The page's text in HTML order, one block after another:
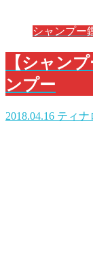
シャンプー
【シャン
ンプー
2018.04.16 ティナ